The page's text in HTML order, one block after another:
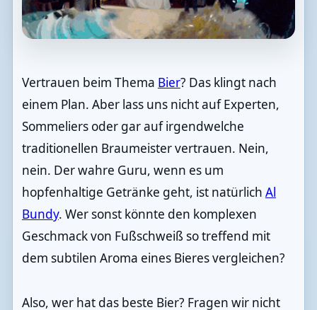
Vertrauen beim Thema Bier? Das klingt nach
einem Plan. Aber lass uns nicht auf Experten,
Sommeliers oder gar auf irgendwelche
traditionellen Braumeister vertrauen. Nein,
nein. Der wahre Guru, wenn es um
hopfenhaltige Getränke geht, ist natürlich Al
Bundy. Wer sonst könnte den komplexen
Geschmack von Fußschweiß so treffend mit
dem subtilen Aroma eines Bieres vergleichen?
Also, wer hat das beste Bier? Fragen wir nicht